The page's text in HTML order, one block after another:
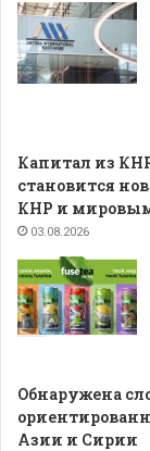
Капитал из
становится
КНР и
03.08.2026
Обнаружена
Азии и Сирии